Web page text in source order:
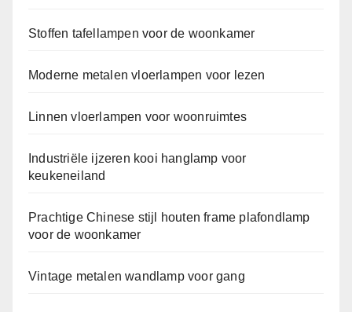
Stoffen tafellampen voor de woonkamer
Moderne metalen vloerlampen voor lezen
Linnen vloerlampen voor woonruimtes
Industriële ijzeren kooi hanglamp voor
keukeneiland
Prachtige Chinese stijl houten frame plafondlamp
voor de woonkamer
Vintage metalen wandlamp voor gang